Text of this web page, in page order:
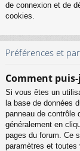
de connexion et de
cookies.
Préférences et
Comment
Si vous êtes un
la base de données
panneau de contrôle
généralement en
pages du forum. Ce
paramètres et toutes